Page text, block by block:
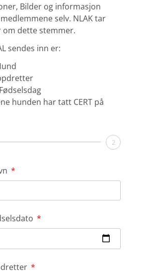
Bilder og informasjon
selv. NLAK tar
om dette stemmer.
sendes inn er:
hunden har tatt CERT på
2